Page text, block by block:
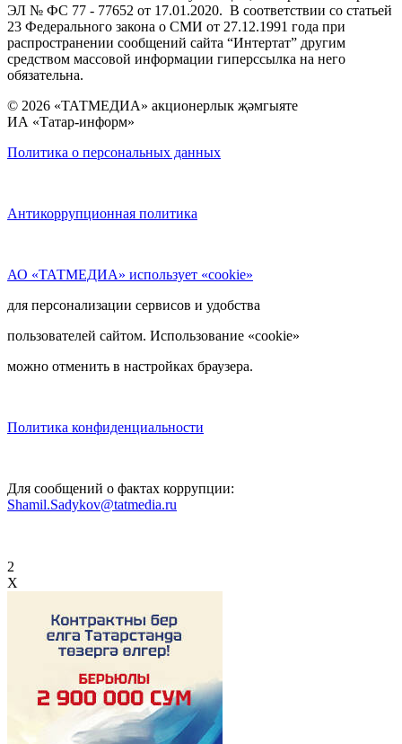
ЭЛ № ФС 77 - 77652 от 17.01.2020. В соответствии со статьей
23 Федерального закона о СМИ от 27.12.1991 года при
распространении сообщений сайта “Интертат” другим
средством массовой информации гиперссылка на него
обязательна.
© 2026 «ТАТМЕДИА» акционерлык җәмгыяте
ИА «Татар-информ»
Политика о персональных данных
Антикоррупционная политика
АО «ТАТМЕДИА» использует «cookie»
для персонализации сервисов и удобства
пользователей сайтом. Использование «cookie»
можно отменить в настройках браузера.
Политика конфиденциальности
Для сообщений о фактах коррупции:
Shamil.Sadykov@tatmedia.ru
2
X